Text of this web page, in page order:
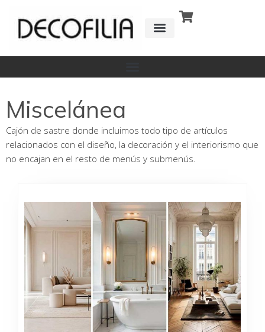
contenido
Miscelánea
Cajón de sastre donde incluimos todo tipo de artículos
relacionados con el diseño, la decoración y el interiorismo que
no encajan en el resto de menús y submenús.